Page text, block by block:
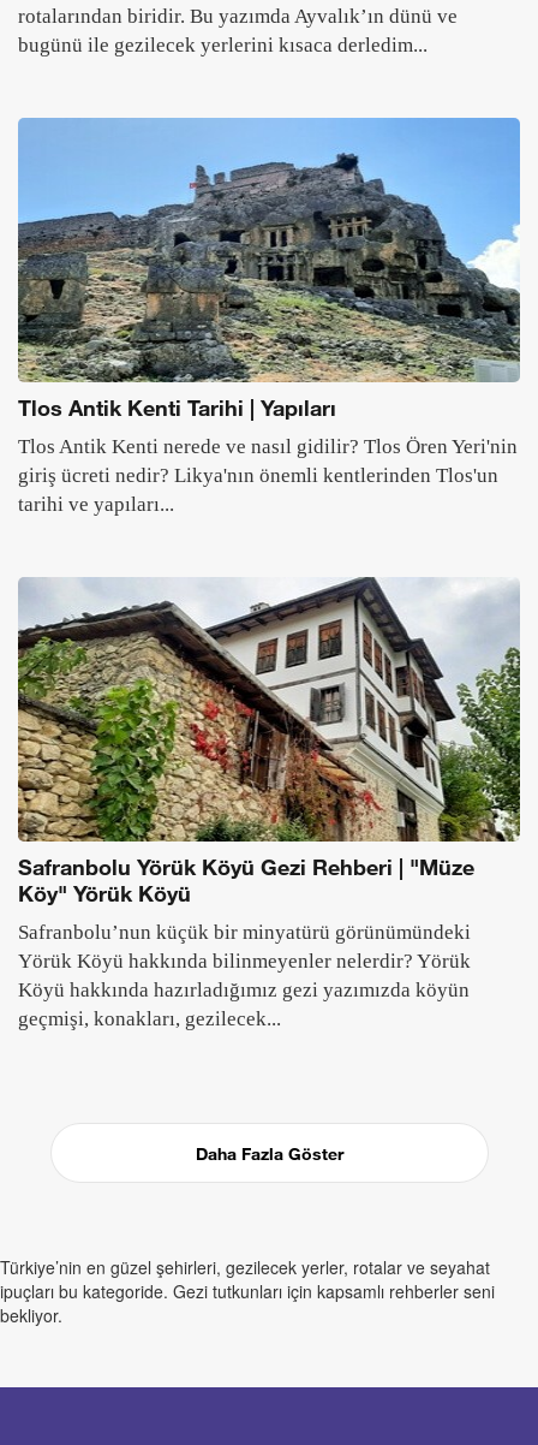
rotalarından biridir. Bu yazımda Ayvalık’ın dünü ve
bugünü ile gezilecek yerlerini kısaca derledim...
Tlos Antik Kenti Tarihi | Yapıları
Tlos Antik Kenti nerede ve nasıl gidilir? Tlos Ören Yeri'nin
giriş ücreti nedir? Likya'nın önemli kentlerinden Tlos'un
tarihi ve yapıları...
Safranbolu Yörük Köyü Gezi Rehberi | "Müze
Köy" Yörük Köyü
Safranbolu’nun küçük bir minyatürü görünümündeki
Yörük Köyü hakkında bilinmeyenler nelerdir? Yörük
Köyü hakkında hazırladığımız gezi yazımızda köyün
geçmişi, konakları, gezilecek...
Daha Fazla Göster
Türkiye’nin en güzel şehirleri, gezilecek yerler, rotalar ve seyahat
ipuçları bu kategoride. Gezi tutkunları için kapsamlı rehberler seni
bekliyor.